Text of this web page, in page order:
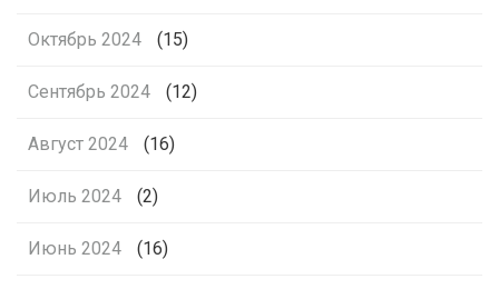
Октябрь 2024 (15)
Сентябрь 2024 (12)
Август 2024 (16)
Июль 2024 (2)
Июнь 2024 (16)